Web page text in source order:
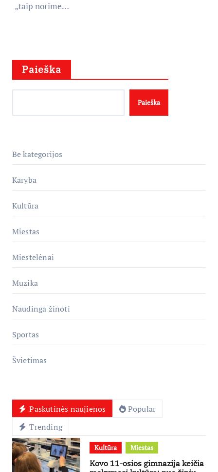
„taip norime…
Paieška
Paieška
Be kategorijos
Karyba
Kultūra
Miestas
Miestelėnai
Muzika
Naudinga žinoti
Sportas
Švietimas
Paskutinės naujienos
Popular
Trending
Kultūra Miestas
Kovo 11-osios gimnazija keičia